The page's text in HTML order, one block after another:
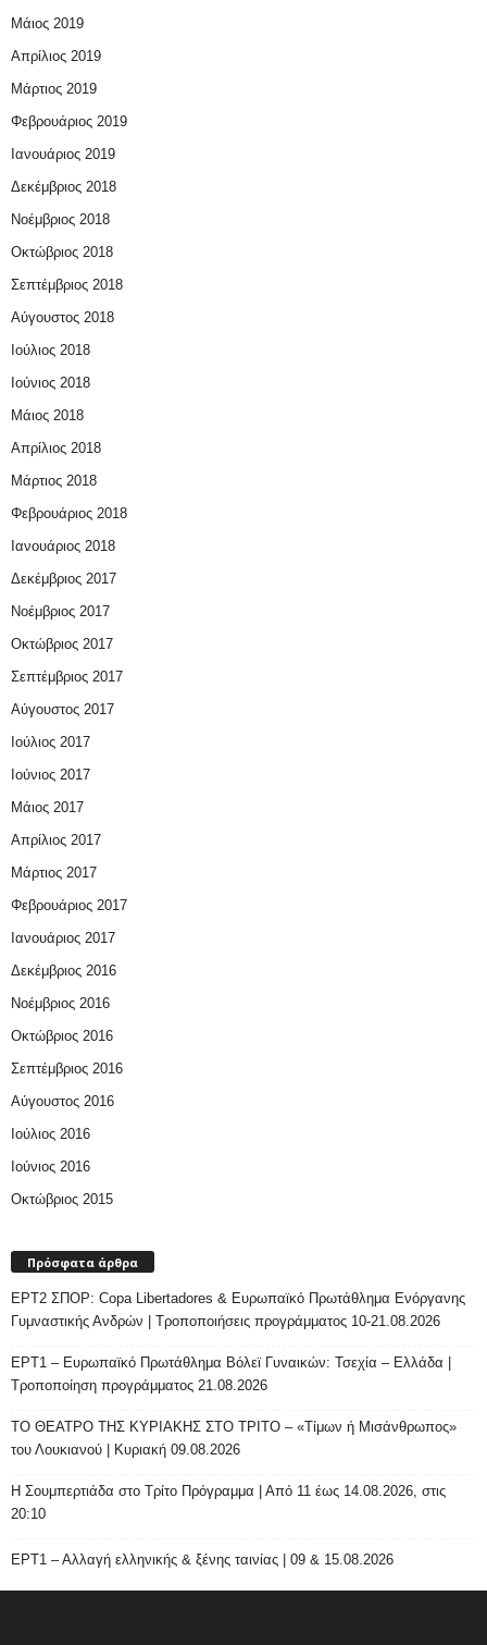
Μάιος 2019
Απρίλιος 2019
Μάρτιος 2019
Φεβρουάριος 2019
Ιανουάριος 2019
Δεκέμβριος 2018
Νοέμβριος 2018
Οκτώβριος 2018
Σεπτέμβριος 2018
Αύγουστος 2018
Ιούλιος 2018
Ιούνιος 2018
Μάιος 2018
Απρίλιος 2018
Μάρτιος 2018
Φεβρουάριος 2018
Ιανουάριος 2018
Δεκέμβριος 2017
Νοέμβριος 2017
Οκτώβριος 2017
Σεπτέμβριος 2017
Αύγουστος 2017
Ιούλιος 2017
Ιούνιος 2017
Μάιος 2017
Απρίλιος 2017
Μάρτιος 2017
Φεβρουάριος 2017
Ιανουάριος 2017
Δεκέμβριος 2016
Νοέμβριος 2016
Οκτώβριος 2016
Σεπτέμβριος 2016
Αύγουστος 2016
Ιούλιος 2016
Ιούνιος 2016
Οκτώβριος 2015
Πρόσφατα άρθρα
ΕΡΤ2 ΣΠΟΡ: Copa Libertadores & Ευρωπαϊκό Πρωτάθλημα Ενόργανης
Γυμναστικής Ανδρών | Τροποποιήσεις προγράμματος 10-21.08.2026
ΕΡΤ1 – Ευρωπαϊκό Πρωτάθλημα Βόλεϊ Γυναικών: Τσεχία – Ελλάδα |
Τροποποίηση προγράμματος 21.08.2026
ΤΟ ΘΕΑΤΡΟ ΤΗΣ ΚΥΡΙΑΚΗΣ ΣΤΟ ΤΡΙΤΟ – «Τίμων ή Μισάνθρωπος»
του Λουκιανού | Κυριακή 09.08.2026
H Σουμπερτιάδα στο Τρίτο Πρόγραμμα | Από 11 έως 14.08.2026, στις
20:10
ΕΡΤ1 – Αλλαγή ελληνικής & ξένης ταινίας | 09 & 15.08.2026